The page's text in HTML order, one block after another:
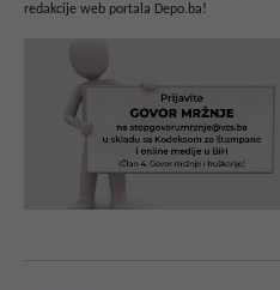
redakcije web portala Depo.ba!